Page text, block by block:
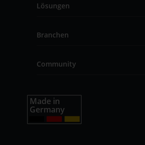
Lösungen
Branchen
Community